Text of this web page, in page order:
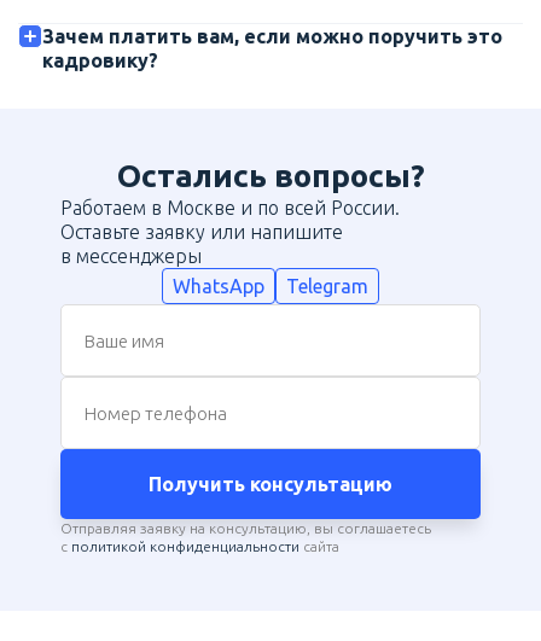
Зачем платить вам, если можно поручить это
кадровику?
Остались вопросы?
Работаем в Москве и по всей России.
Оставьте заявку или напишите
в мессенджеры
WhatsApp
Telegram
Ваше имя
Номер телефона
Получить консультацию
Отправляя заявку на консультацию, вы соглашаетесь
с политикой конфиденциальности сайта